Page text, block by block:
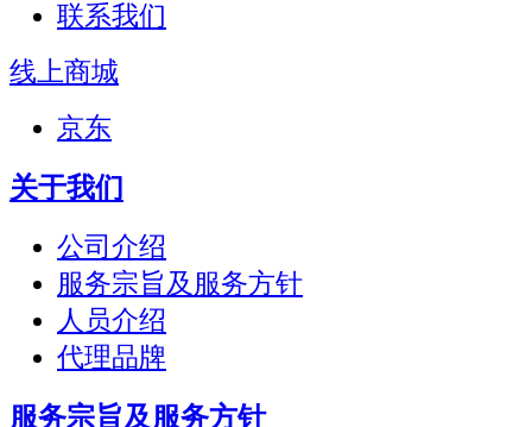
联系我们
线上商城
京东
关于我们
公司介绍
服务宗旨及服务方针
人员介绍
代理品牌
服务宗旨及服务方针